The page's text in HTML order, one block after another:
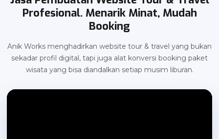
Profesional. Menarik Minat, Mudah
Booking
Anik Works menghadirkan website tour & travel yang bukan
sekadar profil digital, tapi juga alat konversi booking paket
wisata yang bisa diandalkan setiap musim liburan.